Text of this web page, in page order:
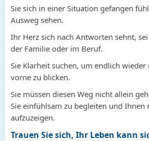
Sie sich in einer Situation gefangen
Ausweg sehen.
Ihr Herz sich nach Antworten sehnt,
der Familie oder im Beruf.
Sie Klarheit suchen, um endlich
vorne zu blicken.
Sie müssen diesen Weg nicht allein
Sie einfühlsam zu begleiten und Ihnen
aufzuzeigen.
Trauen Sie sich, Ihr Leben kann